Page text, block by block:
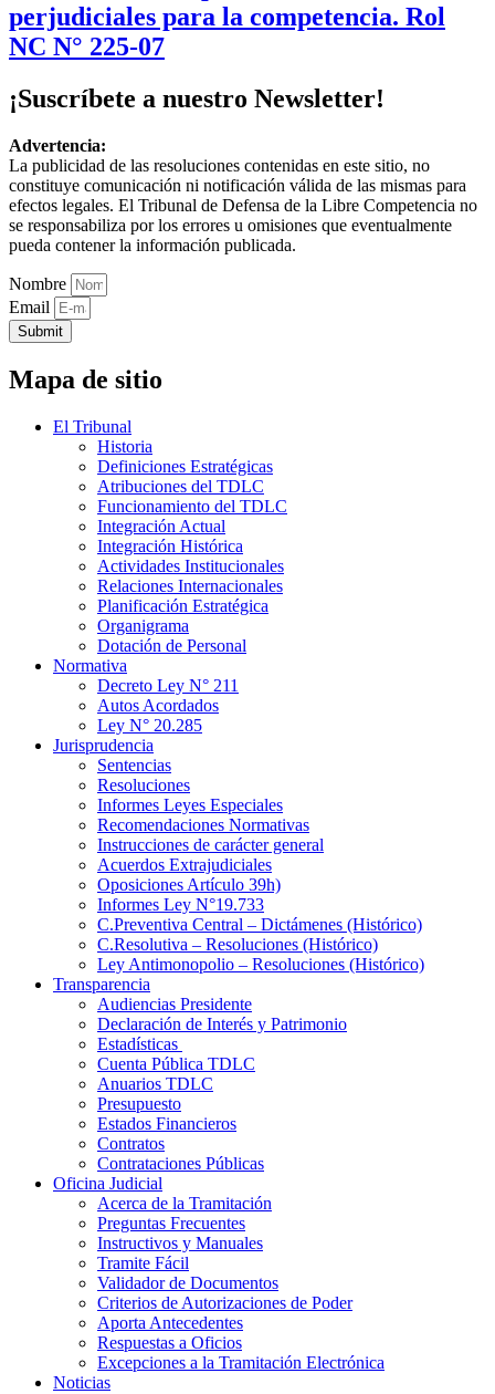
perjudiciales para la competencia. Rol
NC N° 225-07
¡Suscríbete a nuestro Newsletter!
Advertencia:
La publicidad de las resoluciones contenidas en este sitio, no
constituye comunicación ni notificación válida de las mismas para
efectos legales. El Tribunal de Defensa de la Libre Competencia no
se responsabiliza por los errores u omisiones que eventualmente
pueda contener la información publicada.
Nombre
Email
Submit
Mapa de sitio
El Tribunal
Historia
Definiciones Estratégicas
Atribuciones del TDLC
Funcionamiento del TDLC
Integración Actual
Integración Histórica
Actividades Institucionales
Relaciones Internacionales
Planificación Estratégica
Organigrama
Dotación de Personal
Normativa
Decreto Ley N° 211
Autos Acordados
Ley N° 20.285
Jurisprudencia
Sentencias
Resoluciones
Informes Leyes Especiales
Recomendaciones Normativas
Instrucciones de carácter general
Acuerdos Extrajudiciales
Oposiciones Artículo 39h)
Informes Ley N°19.733
C.Preventiva Central – Dictámenes (Histórico)
C.Resolutiva – Resoluciones (Histórico)
Ley Antimonopolio – Resoluciones (Histórico)
Transparencia
Audiencias Presidente
Declaración de Interés y Patrimonio
Estadísticas
Cuenta Pública TDLC
Anuarios TDLC
Presupuesto
Estados Financieros
Contratos
Contrataciones Públicas
Oficina Judicial
Acerca de la Tramitación
Preguntas Frecuentes
Instructivos y Manuales
Tramite Fácil
Validador de Documentos
Criterios de Autorizaciones de Poder
Aporta Antecedentes
Respuestas a Oficios
Excepciones a la Tramitación Electrónica
Noticias